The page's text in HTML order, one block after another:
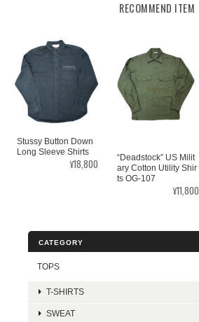
RECOMMEND ITEM
Stussy Button Down
Long Sleeve Shirts
¥18,800
“Deadstock” US Milit
ary Cotton Utility Shir
ts OG-107
¥11,800
CATEGORY
TOPS
T-SHIRTS
SWEAT